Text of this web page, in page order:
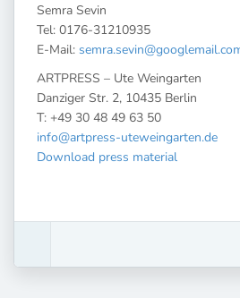
Semra Sevin
Tel: 0176-31210935
E-Mail:
ARTPRESS – Ute Weingarten
Danziger Str. 2, 10435 Berlin
T: +49 30 48 49 63 50
info@artpress-uteweingarten.de
Download press material